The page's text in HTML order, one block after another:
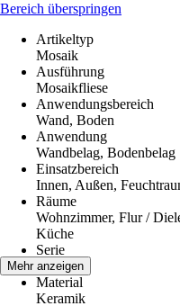
Bereich überspringen
Artikeltyp
Mosaik
Ausführung
Mosaikfliese
Anwendungsbereich
Wand, Boden
Anwendung
Wandbelag, Bodenbelag
Einsatzbereich
Innen, Außen,
Räume
Wohnzimmer, Flur /
Küche
Serie
-
Material
Keramik
Mehr anzeigen